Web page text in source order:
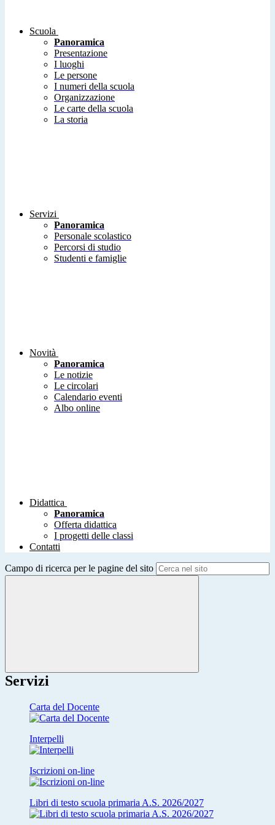
Scuola
Panoramica
Presentazione
I luoghi
Le persone
I numeri della scuola
Organizzazione
Le carte della scuola
La storia
Servizi
Panoramica
Personale scolastico
Percorsi di studio
Studenti e famiglie
Novità
Panoramica
Le notizie
Le circolari
Calendario eventi
Albo online
Didattica
Panoramica
Offerta didattica
I progetti delle classi
Contatti
Campo di ricerca per le pagine del sito
Servizi
Carta del Docente
Interpelli
Iscrizioni on-line
Libri di testo scuola primaria A.S. 2026/2027